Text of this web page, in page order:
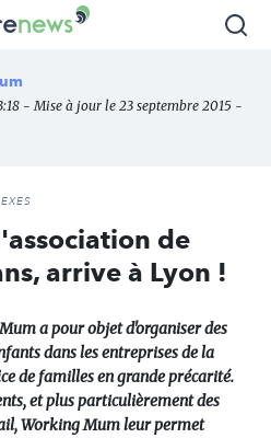
- Mise à jour le 23 septembre 2015 -
de
arrive à Lyon !
a pour objet d'organiser des
dans les entreprises de la
de familles en grande précarité.
et plus particulièrement des
Working Mum leur permet